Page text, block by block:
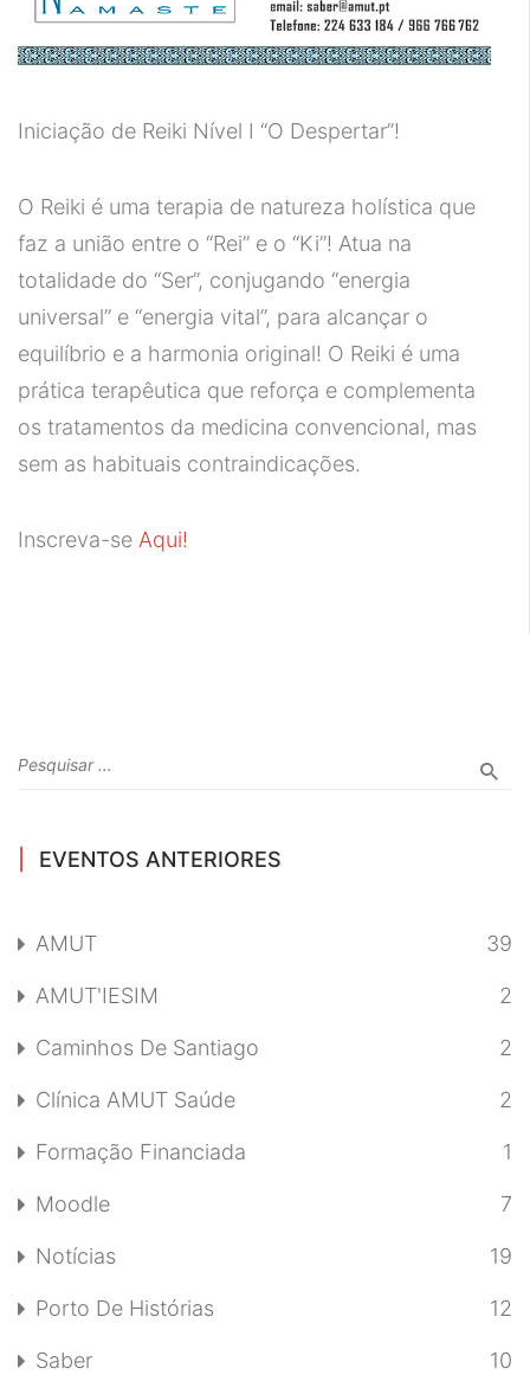
Iniciação de Reiki Nível I “O Despertar”!
O Reiki é uma terapia de natureza holística que
faz a união entre o “Rei” e o “Ki”! Atua na
totalidade do “Ser”, conjugando “energia
universal” e “energia vital”, para alcançar o
equilíbrio e a harmonia original! O Reiki é uma
prática terapêutica que reforça e complementa
os tratamentos da medicina convencional, mas
sem as habituais contraindicações.
Inscreva-se Aqui!
EVENTOS ANTERIORES
AMUT 39
AMUT'IESIM 2
Caminhos De Santiago 2
Clínica AMUT Saúde 2
Formação Financiada 1
Moodle 7
Notícias 19
Porto De Histórias 12
Saber 10